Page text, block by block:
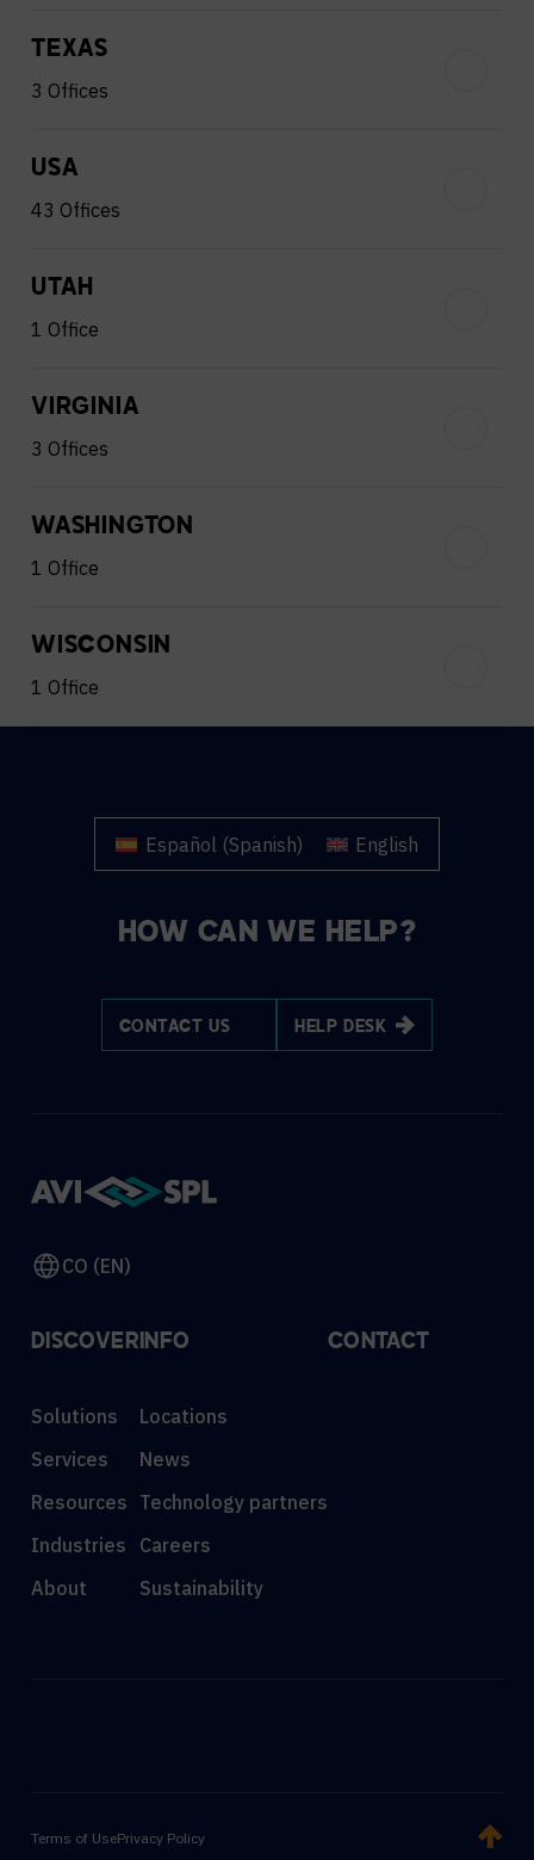
TEXAS
3 Offices
USA
43 Offices
UTAH
1 Office
VIRGINIA
3 Offices
WASHINGTON
1 Office
WISCONSIN
1 Office
Español (Spanish) English
HOW CAN WE HELP?
CONTACT US HELP DESK
CO (EN)
DISCOVER
Solutions
Services
Resources
Industries
About
INFO
Locations
News
Technology partners
Careers
Sustainability
CONTACT
Terms of UsePrivacy Policy